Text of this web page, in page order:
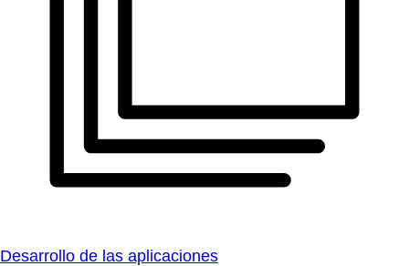
Desarrollo de las aplicaciones